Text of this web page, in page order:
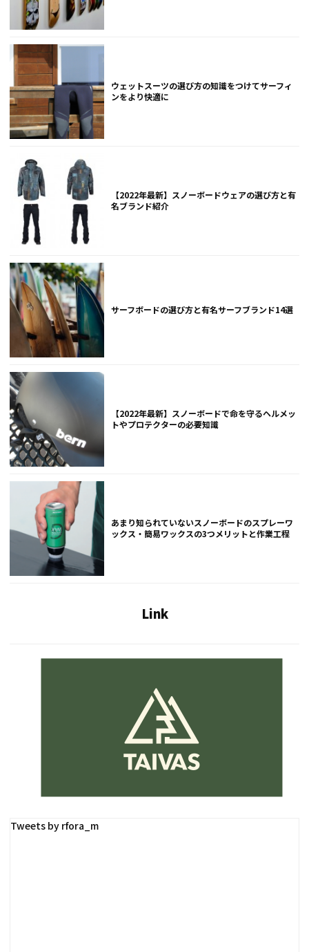
ウェットスーツの選び方の知識をつけてサーフィ
ンをより快適に
【2022年最新】スノーボードウェアの選び方と有
名ブランド紹介
サーフボードの選び方と有名サーフブランド14選
【2022年最新】スノーボードで命を守るヘルメッ
トやプロテクターの必要知識
あまり知られていないスノーボードのスプレーワ
ックス・簡易ワックスの3つメリットと作業工程
Link
Tweets by rfora_m